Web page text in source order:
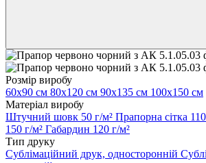
Розмір виробу
60х90 см 80х120 см 90х135 см 100х150 см
Матеріал виробу
Штучний шовк 50 г/м² Прапорна сітка
150 г/м² Габардин 120 г/м²
Тип друку
Сублімаційний друк, односторонній